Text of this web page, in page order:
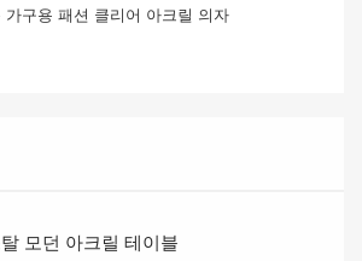
가구용 패션 클리어 아크릴 의자
모던 아크릴 테이블